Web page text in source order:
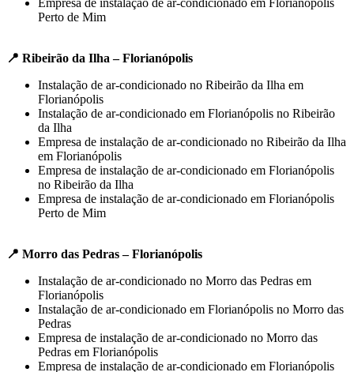
Empresa de instalação de ar-condicionado em Florianópolis
Perto de Mim
📍 Ribeirão da Ilha – Florianópolis
Instalação de ar-condicionado no Ribeirão da Ilha em
Florianópolis
Instalação de ar-condicionado em Florianópolis no Ribeirão
da Ilha
Empresa de instalação de ar-condicionado no Ribeirão da Ilha
em Florianópolis
Empresa de instalação de ar-condicionado em Florianópolis
no Ribeirão da Ilha
Empresa de instalação de ar-condicionado em Florianópolis
Perto de Mim
📍 Morro das Pedras – Florianópolis
Instalação de ar-condicionado no Morro das Pedras em
Florianópolis
Instalação de ar-condicionado em Florianópolis no Morro das
Pedras
Empresa de instalação de ar-condicionado no Morro das
Pedras em Florianópolis
Empresa de instalação de ar-condicionado em Florianópolis